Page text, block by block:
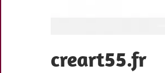
creart55.fr